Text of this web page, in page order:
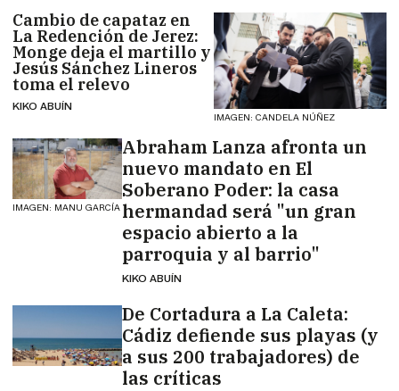
IMAGEN: CANDELA NÚÑEZ
Cambio de capataz en
La Redención de Jerez:
Monge deja el martillo y
Jesús Sánchez Lineros
toma el relevo
KIKO ABUÍN
IMAGEN: MANU GARCÍA
Abraham Lanza afronta un
nuevo mandato en El
Soberano Poder: la casa
hermandad será "un gran
espacio abierto a la
parroquia y al barrio"
KIKO ABUÍN
De Cortadura a La Caleta:
Cádiz defiende sus playas (y
a sus 200 trabajadores) de
las críticas